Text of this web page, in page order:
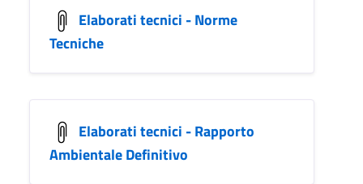
Elaborati tecnici - Norme
Tecniche
Elaborati tecnici - Rapporto
Ambientale Definitivo